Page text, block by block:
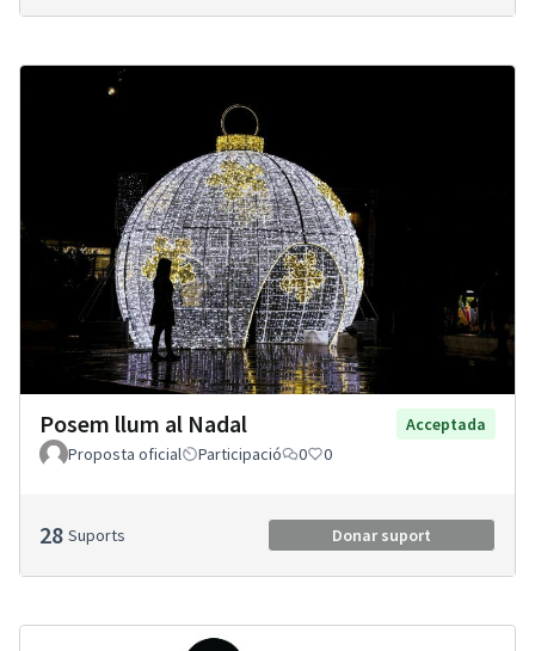
Posem llum al Nadal
Acceptada
Proposta oficial
Participació 0 0
28 Suports Donar suport